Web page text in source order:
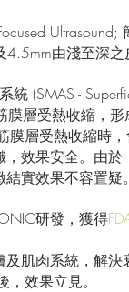
由淺至深之
(SMAS -
層受熱收縮，
膜層受熱收縮時
效果安全。由
實效果不容置疑
研發，獲得
肌肉系統，解決
效果立見。